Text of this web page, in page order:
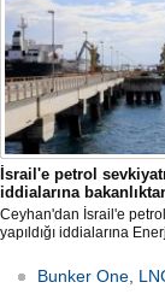
İsrail'e petrol sevkiyatı
iddialarına
Ceyhan'dan İsrail'e
yapıldığı iddialarına
Bunker One,